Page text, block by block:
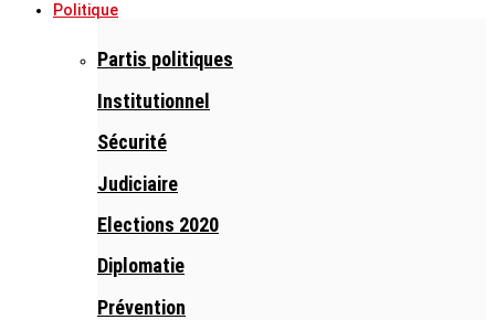
Politique
Partis politiques
Institutionnel
Sécurité
Judiciaire
Elections 2020
Diplomatie
Prévention